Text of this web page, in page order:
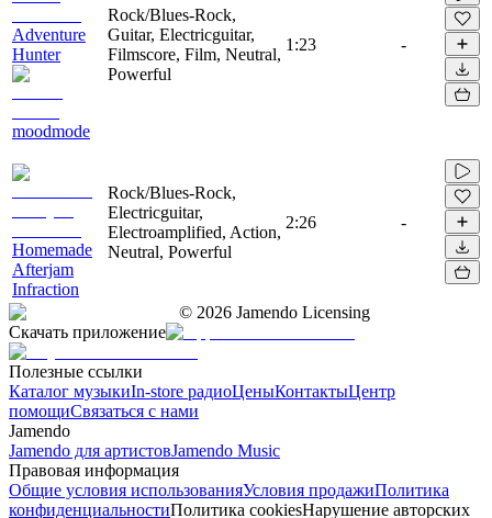
Adventure
Hunter
moodmode
Rock/Blues-Rock,
Guitar, Electricguitar,
Filmscore, Film, Neutral,
Powerful
1:23 -
Homemade
Afterjam
Infraction
Rock/Blues-Rock,
Electricguitar,
Electroamplified, Action,
Neutral, Powerful
2:26 -
© 2026 Jamendo Licensing
Скачать приложение
Полезные ссылки
Каталог музыкиIn-store радиоЦеныКонтактыЦентр
помощиСвязаться с нами
Jamendo
Jamendo для артистовJamendo Music
Правовая информация
Общие условия использованияУсловия продажиПолитика
конфиденциальностиПолитика cookiesНарушение авторских